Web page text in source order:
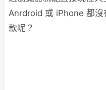
Anrdroid 或 iPhone 都沒
款呢？